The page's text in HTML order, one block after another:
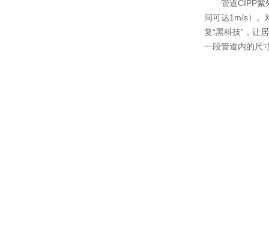
管道CIPP紫
间可达1m/s）。
复“黑科技”，让
一段管道内的尺